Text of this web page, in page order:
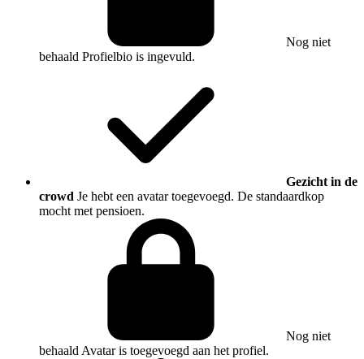
Nog niet
behaald Profielbio is ingevuld.
Gezicht in de
crowd Je hebt een avatar toegevoegd. De standaardkop
mocht met pensioen.
Nog niet
behaald Avatar is toegevoegd aan het profiel.